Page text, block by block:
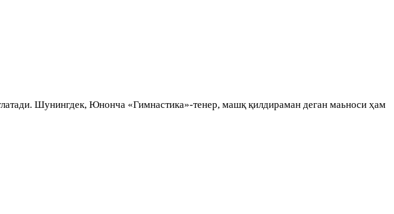
Шунингдек, Юнонча «Гимнастика»-тенер, машқ қилдираман деган маьноси ҳам